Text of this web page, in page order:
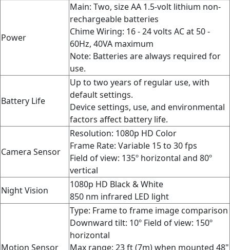
Power
Main: Two, size AA 1.5-volt lithium non-
rechargeable batteries
Chime Wiring: 16 - 24 volts AC at 50 -
60Hz, 40VA maximum
Note: Batteries are always required for
use.
Battery Life
Up to two years of regular use, with
default settings.
Device settings, use, and environmental
factors affect battery life.
Camera Sensor
Resolution: 1080p HD Color
Frame Rate: Variable 15 to 30 fps
Field of view: 135º horizontal and 80º
vertical
Night Vision
1080p HD Black & White
850 nm infrared LED light
Motion Sensor
Type: Frame to frame image comparison
Downward tilt: 10º Field of view: 150º
horizontal
Max range: 23 ft (7m) when mounted 48"